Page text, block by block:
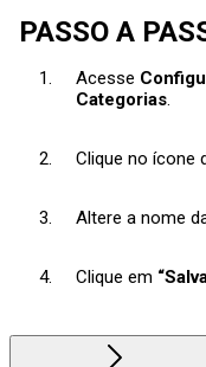
PASSO A
Acesse
Categorias.
Clique no ícone
Altere a nome
Clique em